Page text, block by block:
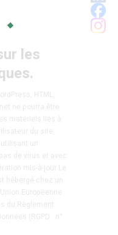
les
HTML,
ne pourra être
matériels liés à
du site
un
de virus et avec
mis-à-jour Le
hébergé chez un
Européenne
du Règlement
(RGPD : n°